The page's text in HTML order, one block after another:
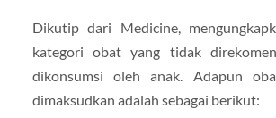
Dikutip dari Medicine,
kategori obat yang tidak
dikonsumsi oleh anak. Adapun
dimaksudkan adalah sebagai berikut: